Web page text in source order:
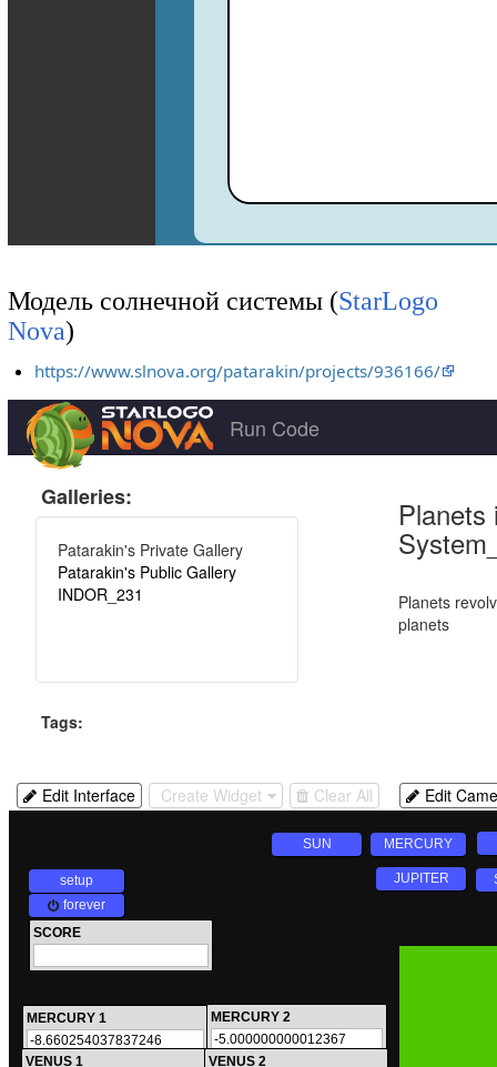
Модель солнечной системы (StarLogo
Nova)
https://www.slnova.org/patarakin/projects/936166/